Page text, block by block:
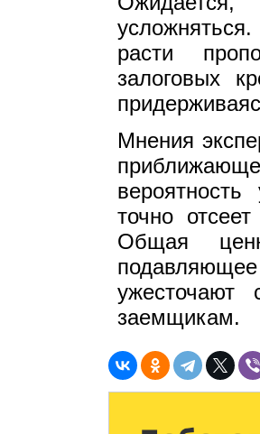
расти
залоговых
Мнения
точно
Общая
ужесточают
заемщикам.